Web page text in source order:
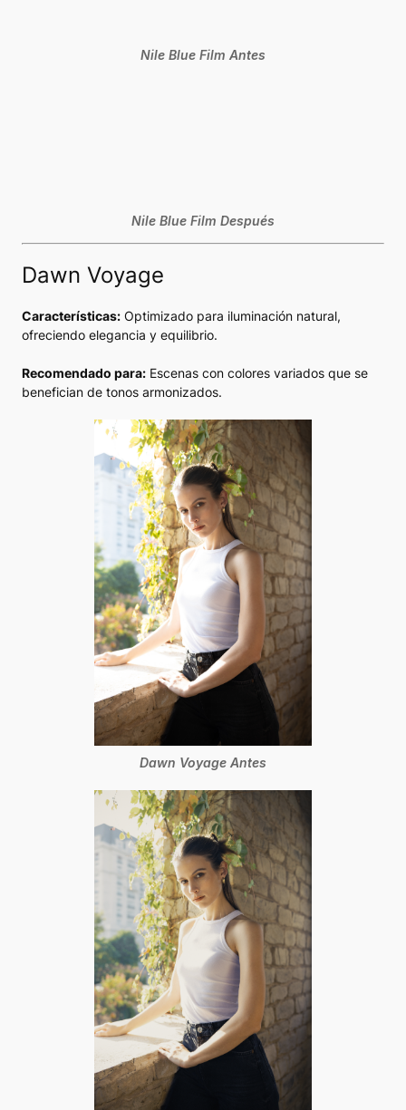
Nile Blue Film Antes
Nile Blue Film Después
Dawn Voyage
Características: Optimizado para iluminación natural,
ofreciendo elegancia y equilibrio.
Recomendado para: Escenas con colores variados que se
benefician de tonos armonizados.
Dawn Voyage Antes